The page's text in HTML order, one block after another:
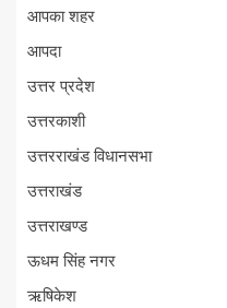
आपका शहर
आपदा
उत्तर प्रदेश
उत्तरकाशी
उत्तरराखंड विधानसभा
उत्तराखंड
उत्तराखण्ड
ऊधम सिंह नगर
ऋषिकेश